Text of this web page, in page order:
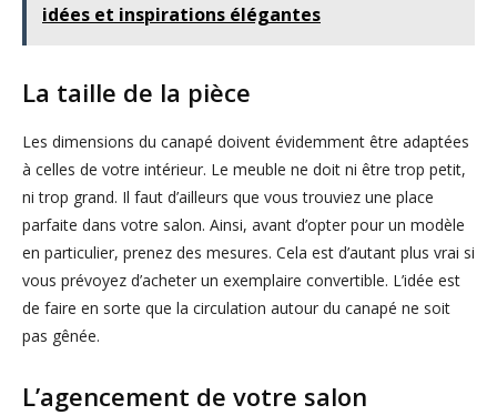
idées et inspirations élégantes
La taille de la pièce
Les dimensions du canapé doivent évidemment être adaptées
à celles de votre intérieur. Le meuble ne doit ni être trop petit,
ni trop grand. Il faut d’ailleurs que vous trouviez une place
parfaite dans votre salon. Ainsi, avant d’opter pour un modèle
en particulier, prenez des mesures. Cela est d’autant plus vrai si
vous prévoyez d’acheter un exemplaire convertible. L’idée est
de faire en sorte que la circulation autour du canapé ne soit
pas gênée.
L’agencement de votre salon